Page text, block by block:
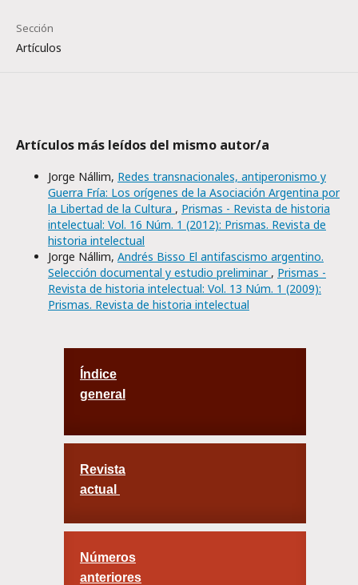
Sección
Artículos
Artículos más leídos del mismo autor/a
Jorge Nállim, Redes transnacionales, antiperonismo y
Guerra Fría: Los orígenes de la Asociación Argentina por
la Libertad de la Cultura , Prismas - Revista de historia
intelectual: Vol. 16 Núm. 1 (2012): Prismas. Revista de
historia intelectual
Jorge Nállim, Andrés Bisso El antifascismo argentino.
Selección documental y estudio preliminar , Prismas -
Revista de historia intelectual: Vol. 13 Núm. 1 (2009):
Prismas. Revista de historia intelectual
Índice
general
Revista
actual
Números
anteriores